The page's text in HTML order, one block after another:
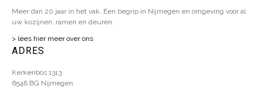
Meer dan 20 jaar in het vak. Een begrip in Nijmegen en omgeving voor al
uw kozijnen, ramen en deuren.
> lees hier meer over ons
ADRES
Kerkenbos 1313
6546 BG Nijmegen